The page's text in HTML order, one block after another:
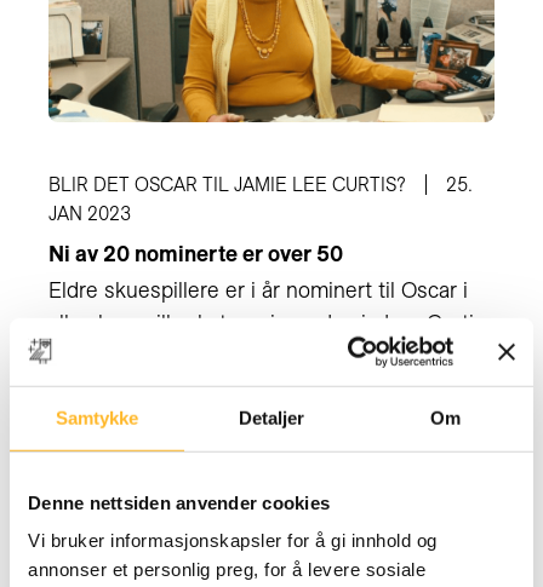
Samtykke Detaljer Om
Denne nettsiden anvender cookies
Vi bruker informasjonskapsler for å gi innhold og
annonser et personlig preg, for å levere sosiale
BLIR DET OSCAR TIL JAMIE LEE CURTIS?
25.
JAN 2023
Ni av 20 nominerte er over 50
Eldre skuespillere er i år nominert til Oscar i
alle skuespiller-kategoriene. Jamie Lee Curtis
(64) er blant de nominerte for beste kvinnelige
birolle.